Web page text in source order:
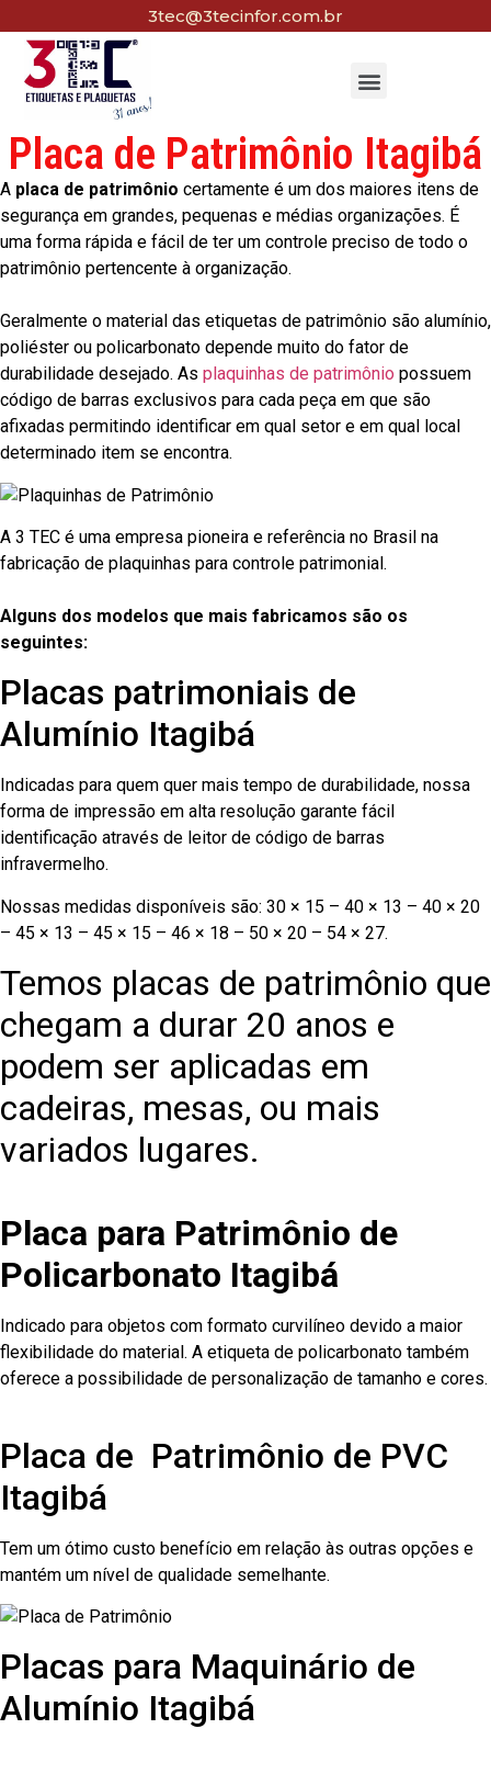
3tec@3tecinfor.com.br
Placa de Patrimônio Itagibá
A placa de patrimônio certamente é um dos maiores itens de
segurança em grandes, pequenas e médias organizações. É
uma forma rápida e fácil de ter um controle preciso de todo o
patrimônio pertencente à organização.
Geralmente o material das etiquetas de patrimônio são alumínio,
poliéster ou policarbonato depende muito do fator de
durabilidade desejado. As plaquinhas de patrimônio possuem
código de barras exclusivos para cada peça em que são
afixadas permitindo identificar em qual setor e em qual local
determinado item se encontra.
A 3 TEC é uma empresa pioneira e referência no Brasil na
fabricação de plaquinhas para controle patrimonial.
Alguns dos modelos que mais fabricamos são os
seguintes:
Placas patrimoniais de
Alumínio Itagibá
Indicadas para quem quer mais tempo de durabilidade, nossa
forma de impressão em alta resolução garante fácil
identificação através de leitor de código de barras
infravermelho.
Nossas medidas disponíveis são: 30 × 15 – 40 × 13 – 40 × 20
– 45 × 13 – 45 × 15 – 46 × 18 – 50 × 20 – 54 × 27.
Temos placas de patrimônio que
chegam a durar 20 anos e
podem ser aplicadas em
cadeiras, mesas, ou mais
variados lugares.
Placa para Patrimônio de
Policarbonato Itagibá
Indicado para objetos com formato curvilíneo devido a maior
flexibilidade do material. A etiqueta de policarbonato também
oferece a possibilidade de personalização de tamanho e cores.
Placa de Patrimônio de PVC
Itagibá
Tem um ótimo custo benefício em relação às outras opções e
mantém um nível de qualidade semelhante.
Placas para Maquinário de
Alumínio Itagibá